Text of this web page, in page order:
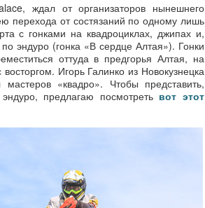
ждал от организаторов нынешнего
перехода от состязаний по одному лишь
с гонками на квадроциклах, джипах и,
эндуро (гонка «В сердце Алтая»). Гонки
оттуда в предгорья Алтая, на
Игорь Галинко из Новокузнецка
«квадро». Чтобы представить,
предлагаю посмотреть вот этот